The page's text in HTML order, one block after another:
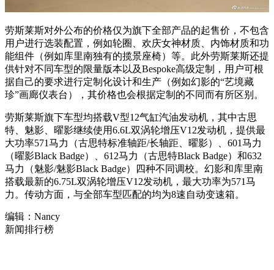
劳斯莱斯对外公布的价格仅为旗下全部产品的起售价，不包含
用户进行选装配置，例如轮圈、欢庆女神材质、内饰材质和功
能组件（例如库里南独有的揽景座椅）等。此外劳斯莱斯还提
供针对不同车型的限量版本以及Bespoke高级定制，用户可根
据自己的要求进行定制化设计和生产（例如幻影的“艺境藏
珍”画廊仪表台），其价格也会根据定制的不同而有所区别。
劳斯莱斯旗下车型均搭载V型12气缸汽油发动机，其中古思
特、魅影、曜影继续使用6.6L双涡轮增压V12发动机，提供最
大功率571马力（古思特标准轴距/长轴距、曜影）、601马力
（曜影Black Badge）、612马力（古思特Black Badge）和632
马力（魅影/魅影Black Badge）四种不同调校。幻影和库里南
搭载最新的6.75L双涡轮增压V12发动机，最大功率为571马
力。传动方面，与全部车型匹配的均为8速自动变速箱。
编辑：Nancy
新闻排行榜